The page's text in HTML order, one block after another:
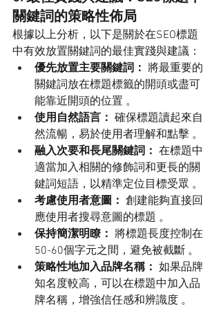
關鍵詞的策略性佈局
根據以上分析，以下是關於在SEO標題
中有效放置關鍵詞的最佳實踐與建議：
優先放置主要關鍵詞： 將最重要的
關鍵詞放在標題標籤的開頭或盡可
能靠近開頭的位置 。
使用自然語言： 確保標題讀起來自
然流暢，易於使用者理解和點擊 。
融入次要和長尾關鍵詞： 在標題中
適當加入相關的修飾詞和更長的關
鍵詞短語，以精準定位目標受眾 。
考慮使用者意圖： 創建能夠直接回
應使用者搜尋意圖的標題 。
保持簡潔明瞭： 將標題長度控制在
50-60個字元之間，避免被截斷 。
策略性地加入品牌名稱： 如果品牌
知名度較高，可以在標題中加入品
牌名稱，增強信任感和辨識度 。